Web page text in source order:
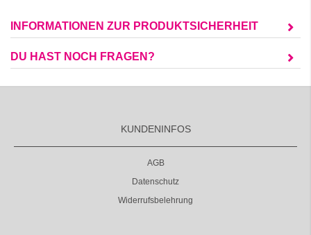
INFORMATIONEN ZUR PRODUKTSICHERHEIT
DU HAST NOCH FRAGEN?
KUNDENINFOS
AGB
Datenschutz
Widerrufsbelehrung